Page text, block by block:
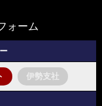
ォーム
伊勢支社